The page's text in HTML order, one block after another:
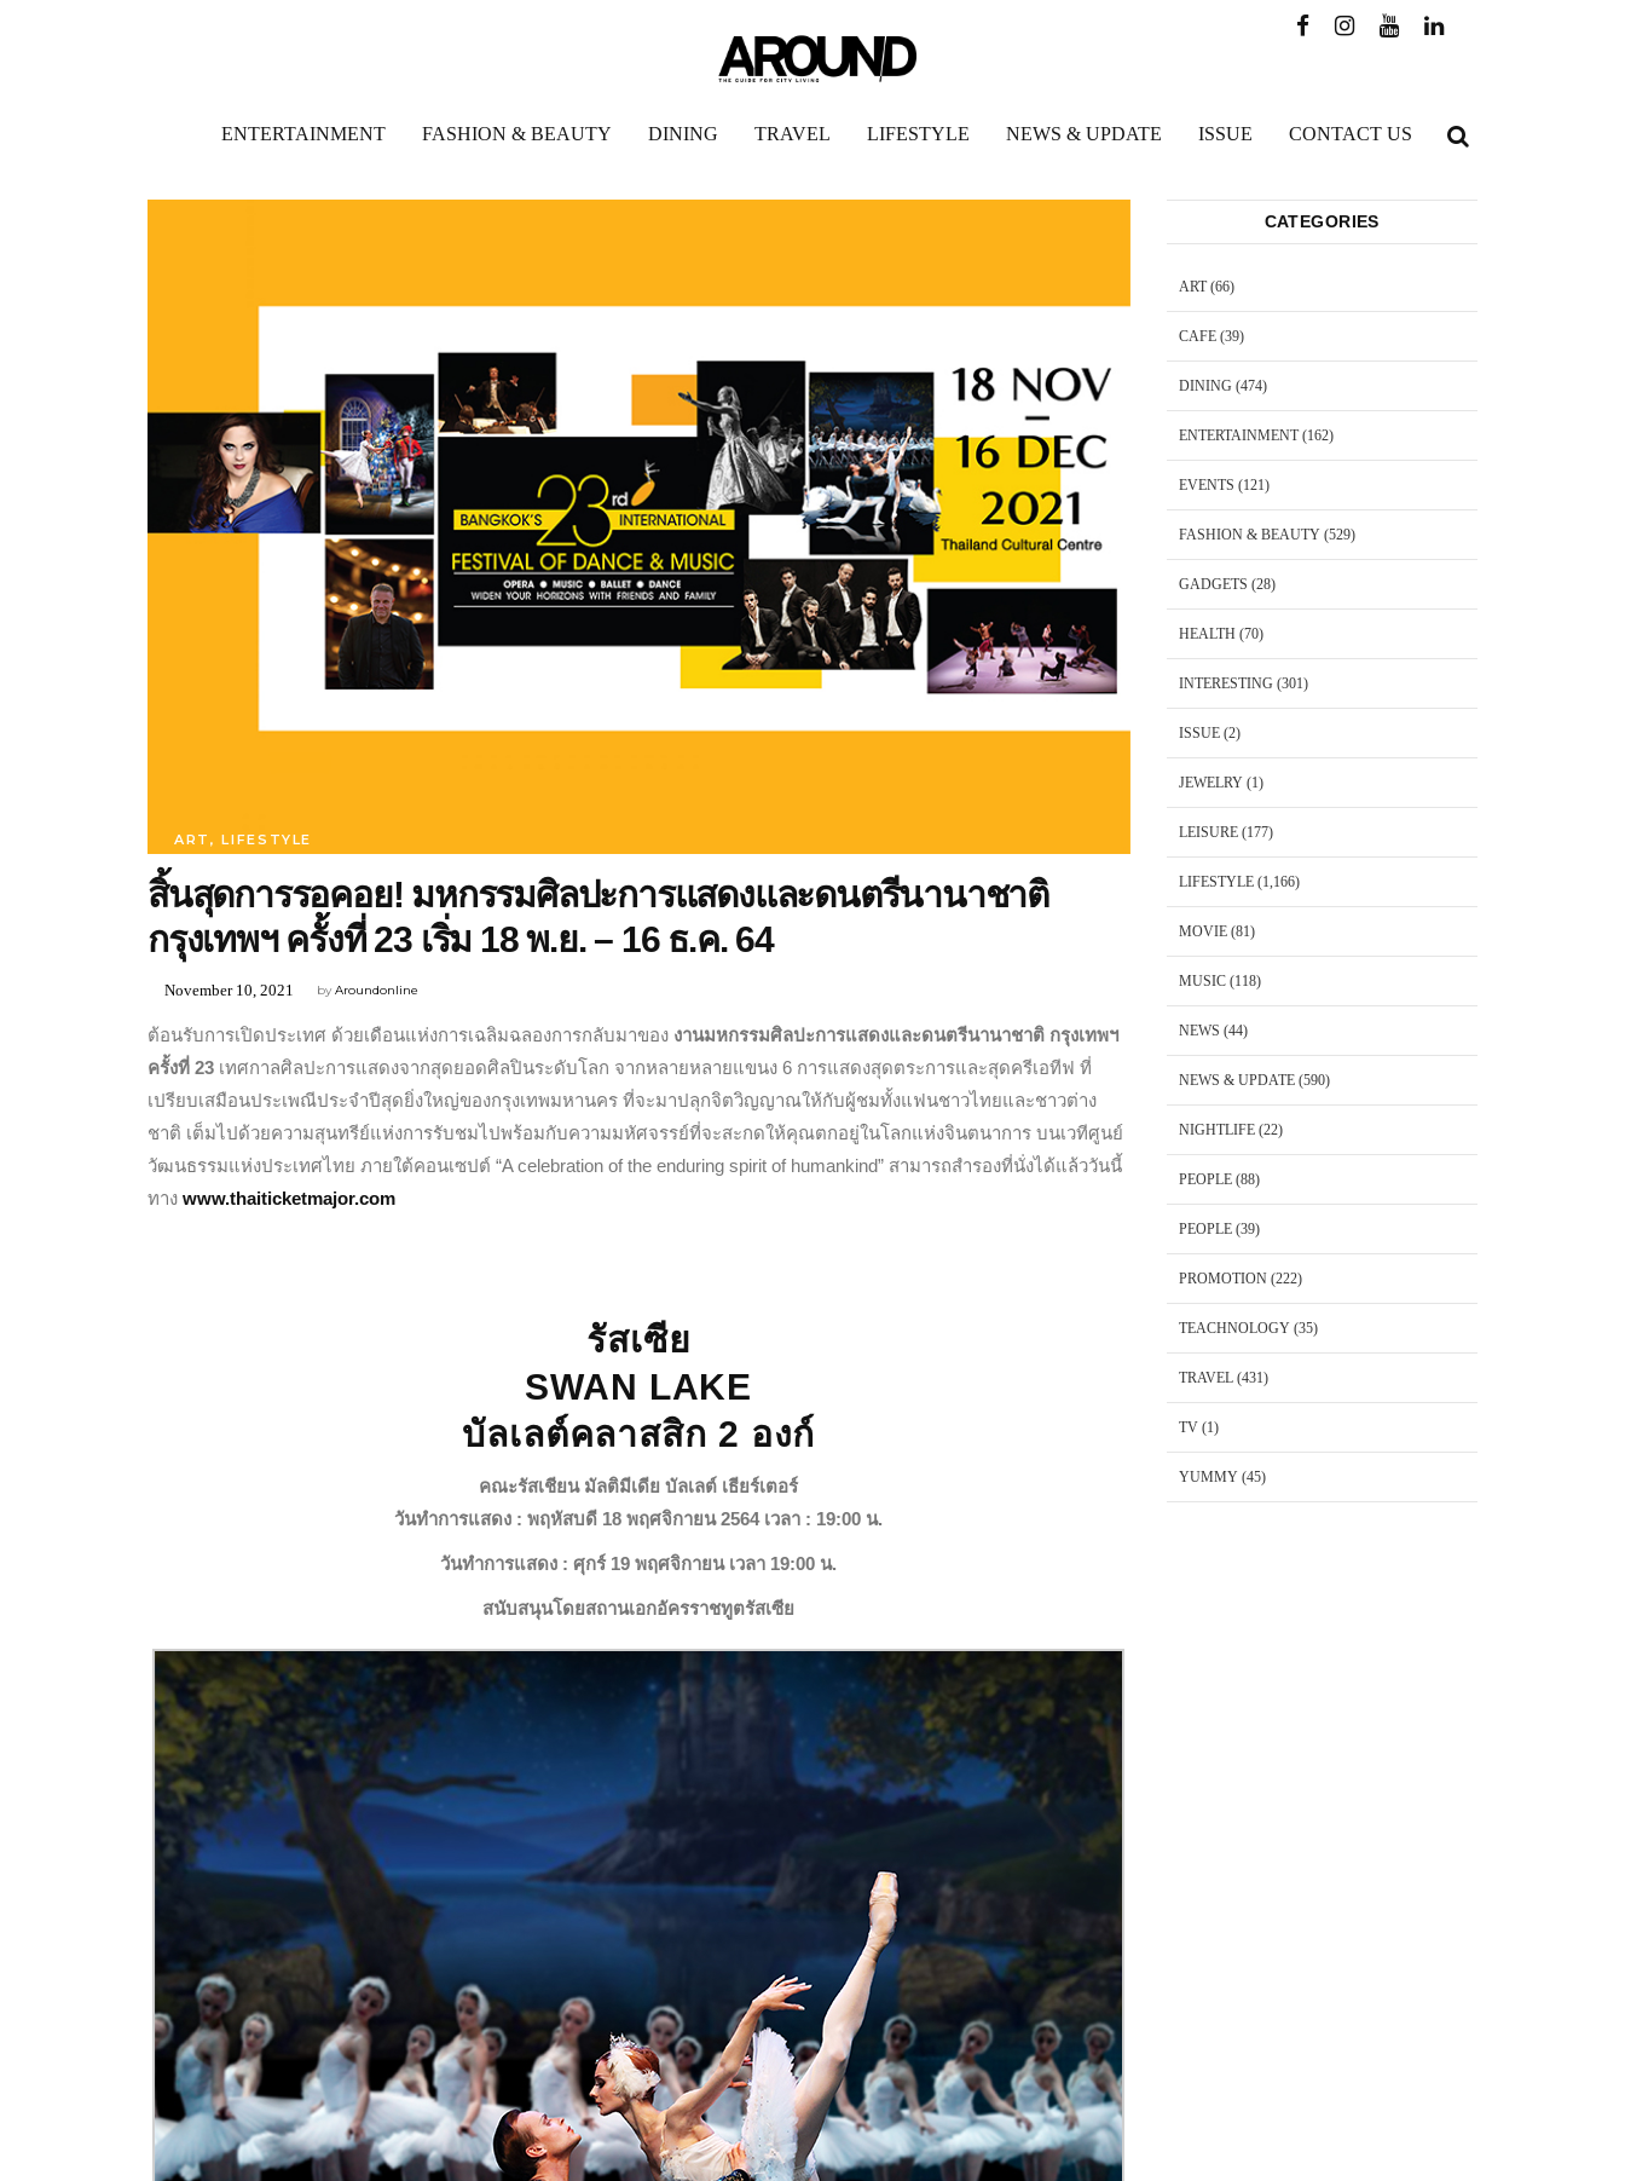
ENTERTAINMENT FASHION & BEAUTY DINING TRAVEL LIFESTYLE NEWS & UPDATE ISSUE CONTACT US
ART ,LIFESTYLE
สิ้นสุดการรอคอย! มหกรรมศิลปะการแสดงและดนตรีนานาชาติ
กรุงเทพฯ ครั้งที่ 23 เริ่ม 18 พ.ย. – 16 ธ.ค. 64
byAroundonline
November 10, 2021
ต้อนรับการเปิดประเทศ ด้วยเดือนแห่งการเฉลิมฉลองการกลับมาของ งานมหกรรมศิลปะการแสดงและดนตรีนานาชาติ กรุงเทพฯ
ครั้งที่ 23 เทศกาลศิลปะการแสดงจากสุดยอดศิลปินระดับโลก จากหลายหลายแขนง 6 การแสดงสุดตระการและสุดครีเอทีฟ ที่
เปรียบเสมือนประเพณีประจำปีสุดยิ่งใหญ่ของกรุงเทพมหานคร ที่จะมาปลุกจิตวิญญาณให้กับผู้ชมทั้งแฟนชาวไทยและชาวต่าง
ชาติ เต็มไปด้วยความสุนทรีย์แห่งการรับชมไปพร้อมกับความมหัศจรรย์ที่จะสะกดให้คุณตกอยู่ในโลกแห่งจินตนาการ บนเวทีศูนย์
วัฒนธรรมแห่งประเทศไทย ภายใต้คอนเซปต์ “A celebration of the enduring spirit of humankind” สามารถสำรองที่นั่งได้แล้ววันนี้
ทาง www.thaiticketmajor.com
รัสเซีย
SWAN LAKE
บัลเลต์คลาสสิก 2 องก์
คณะรัสเชียน มัลติมีเดีย บัลเลต์ เธียร์เตอร์
วันทำการแสดง : พฤหัสบดี 18 พฤศจิกายน 2564 เวลา : 19:00 น.
วันทำการแสดง : ศุกร์ 19 พฤศจิกายน เวลา 19:00 น.
สนับสนุนโดยสถานเอกอัครราชทูตรัสเซีย
CATEGORIES
ART(66)
CAFE(39)
DINING (474)
ENTERTAINMENT(162)
EVENTS (121)
FASHION & BEAUTY(529)
GADGETS (28)
HEALTH (70)
INTERESTING (301)
ISSUE(2)
JEWELRY(1)
LEISURE(177)
LIFESTYLE(1,166)
MOVIE(81)
MUSIC(118)
NEWS (44)
NEWS & UPDATE(590)
NIGHTLIFE(22)
PEOPLE(88)
PEOPLE(39)
PROMOTION(222)
TEACHNOLOGY(35)
TRAVEL(431)
TV(1)
YUMMY(45)